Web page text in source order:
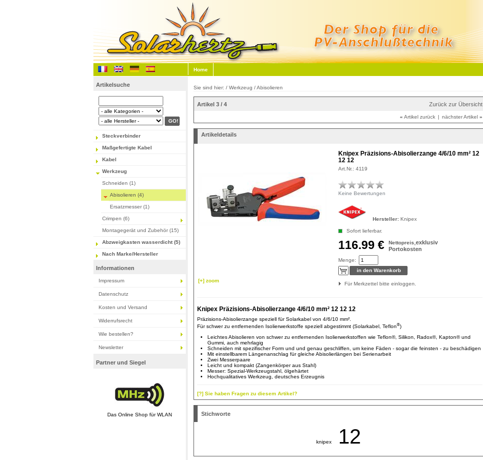
Home
Artikelsuche
Steckverbinder
Maßgefertigte Kabel
Kabel
Werkzeug
Schneiden (1)
Abisolieren (4)
Ersatzmesser (1)
Crimpen (6)
Montagegerät und Zubehör (15)
Abzweigkasten wasserdicht (5)
Nach Marke/Hersteller
Informationen
Impressum
Datenschutz
Kosten und Versand
Widerrufsrecht
Wie bestellen?
Newsletter
Partner und Siegel
Das Online Shop für WLAN
Sie sind hier: / Werkzeug /Abisolieren
Artikel 3 / 4 Zurück zur Übersicht
« Artikel zurück | nächster Artikel »
Artikeldetails
Knipex Präzisions-Abisolierzange 4/6/10 mm² 12
12 12
Art.Nr.: 4119
[+] zoom
Keine Bewertungen
Hersteller: Knipex
Sofort lieferbar.
116.99 € Nettopreis, exklusiv
Portokosten
Menge:
Für Merkzettel bitte einloggen.
Knipex Präzisions-Abisolierzange 4/6/10 mm² 12 12 12
Präzisions-Abisolierzange speziell für Solarkabel von 4/6/10 mm².
Für schwer zu entfernenden Isolierwerkstoffe speziell abgestimmt (Solarkabel, Teflon®)
Leichtes Abisolieren von schwer zu entfernenden Isolierwerkstoffen wie Teflon®, Silikon, Radox®, Kapton® und
Gummi, auch mehrlagig
Schneiden mit spezifischer Form und und genau geschliffen, um keine Fäden - sogar die feinsten - zu beschädigen
Mit einstellbarem Längenanschlag für gleiche Abisolierlängen bei Serienarbeit
Zwei Messerpaare
Leicht und kompakt (Zangenkörper aus Stahl)
Messer: Spezial-Werkzeugstahl, ölgehärtet
Hochqualitatives Werkzeug, deutsches Erzeugnis
[?] Sie haben Fragen zu diesem Artikel?
Stichworte
knipex 12